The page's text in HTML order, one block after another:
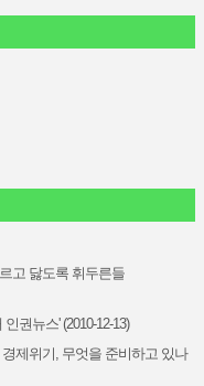
고 닳도록 휘두른들
권뉴스' (2010-12-13)
제위기, 무엇을 준비하고 있나